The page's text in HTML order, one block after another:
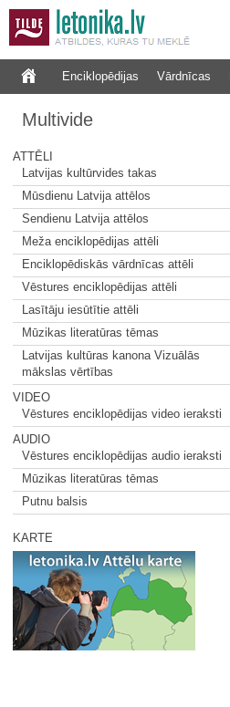
Enciklopēdijas Vārdnīcas
Multivide
ATTĒLI
Latvijas kultūrvides takas
Mūsdienu Latvija attēlos
Sendienu Latvija attēlos
Meža enciklopēdijas attēli
Enciklopēdiskās vārdnīcas attēli
Vēstures enciklopēdijas attēli
Lasītāju iesūtītie attēli
Mūzikas literatūras tēmas
Latvijas kultūras kanona Vizuālās
mākslas vērtības
VIDEO
Vēstures enciklopēdijas video ieraksti
AUDIO
Vēstures enciklopēdijas audio ieraksti
Mūzikas literatūras tēmas
Putnu balsis
KARTE